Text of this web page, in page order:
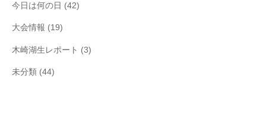
今日は何の日 (42)
大会情報 (19)
木崎湖生レポート (3)
未分類 (44)